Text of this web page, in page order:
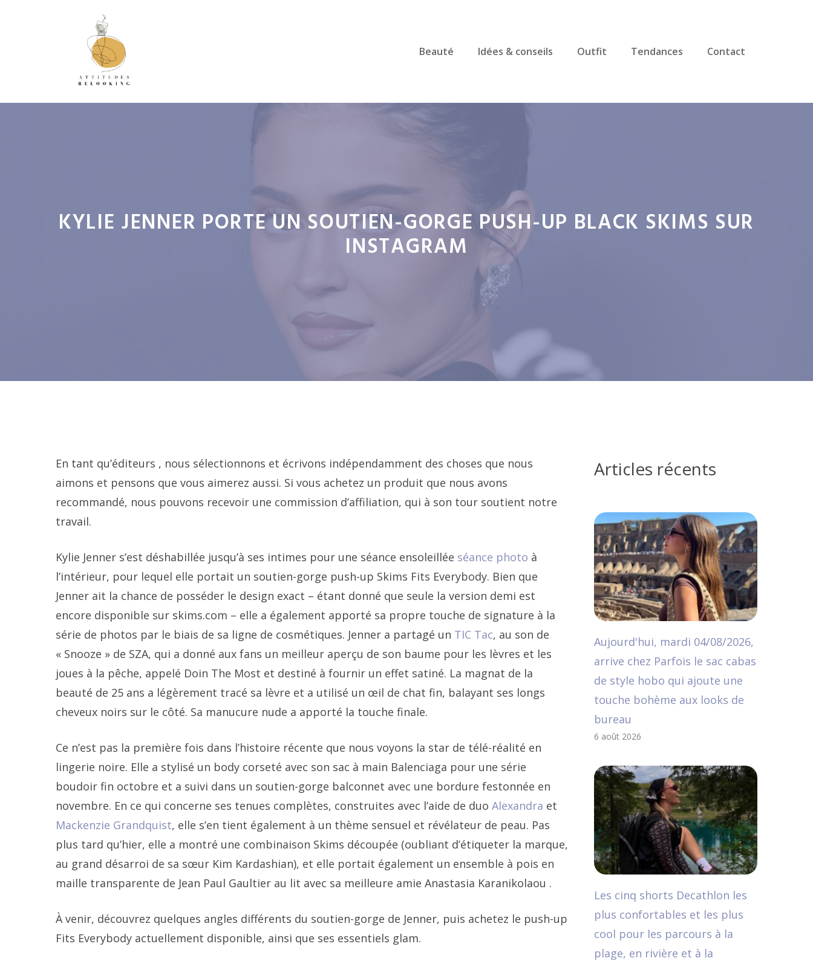
Beauté Idées & conseils Outfit Tendances Contact
KYLIE JENNER PORTE UN SOUTIEN-GORGE PUSH-UP BLACK SKIMS SUR
INSTAGRAM
En tant qu’éditeurs , nous sélectionnons et écrivons indépendamment des choses que nous
aimons et pensons que vous aimerez aussi. Si vous achetez un produit que nous avons
recommandé, nous pouvons recevoir une commission d’affiliation, qui à son tour soutient notre
travail.
Kylie Jenner s’est déshabillée jusqu’à ses intimes pour une séance ensoleillée séance photo à
l’intérieur, pour lequel elle portait un soutien-gorge push-up Skims Fits Everybody. Bien que
Jenner ait la chance de posséder le design exact – étant donné que seule la version demi est
encore disponible sur skims.com – elle a également apporté sa propre touche de signature à la
série de photos par le biais de sa ligne de cosmétiques. Jenner a partagé un TIC Tac, au son de
« Snooze » de SZA, qui a donné aux fans un meilleur aperçu de son baume pour les lèvres et les
joues à la pêche, appelé Doin The Most et destiné à fournir un effet satiné. La magnat de la
beauté de 25 ans a légèrement tracé sa lèvre et a utilisé un œil de chat fin, balayant ses longs
cheveux noirs sur le côté. Sa manucure nude a apporté la touche finale.
Ce n’est pas la première fois dans l’histoire récente que nous voyons la star de télé-réalité en
lingerie noire. Elle a stylisé un body corseté avec son sac à main Balenciaga pour une série
boudoir fin octobre et a suivi dans un soutien-gorge balconnet avec une bordure festonnée en
novembre. En ce qui concerne ses tenues complètes, construites avec l’aide de duo Alexandra et
Mackenzie Grandquist, elle s’en tient également à un thème sensuel et révélateur de peau. Pas
plus tard qu’hier, elle a montré une combinaison Skims découpée (oubliant d’étiqueter la marque,
au grand désarroi de sa sœur Kim Kardashian), et elle portait également un ensemble à pois en
maille transparente de Jean Paul Gaultier au lit avec sa meilleure amie Anastasia Karanikolaou .
À venir, découvrez quelques angles différents du soutien-gorge de Jenner, puis achetez le push-up
Fits Everybody actuellement disponible, ainsi que ses essentiels glam.
Articles récents
Aujourd'hui, mardi 04/08/2026,
arrive chez Parfois le sac cabas
de style hobo qui ajoute une
touche bohème aux looks de
bureau
6 août 2026
Les cinq shorts Decathlon les
plus confortables et les plus
cool pour les parcours à la
plage, en rivière et à la